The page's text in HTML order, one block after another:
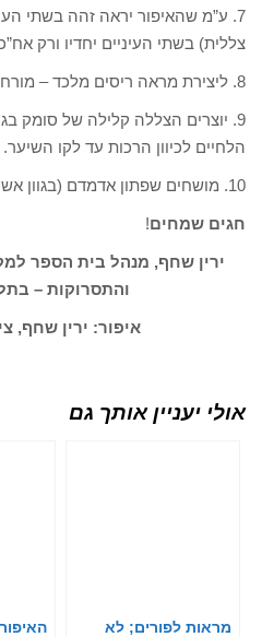
7. ע”מ שהאיפור יראה זהה בשתי
צללית) בשתי העיניים יחדיו ורק
8. ליצירת מראה ריסים מלכד – מורחים מסקרה שחורה.
9. יוצרים הצללה קלילה של סומק
הלחיים לכיוון הרכות עד לקו השיער.
10. מושחים שפתון אדמדם (בגוון אשכולית אדומה)
חגים שמחים!
ירין שחף, מנהל בית הספר
והתסרוקות –
איפור: ירין שחף,
אולי יעניין אותך גם
מראות לפורים; לא